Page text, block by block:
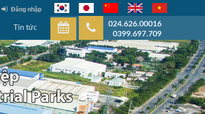
Đăng nhập
024.626.00016
0399.697.709
Tin tức